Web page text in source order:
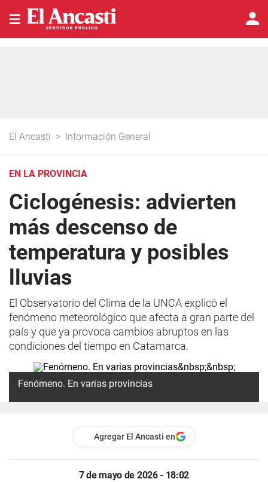
El Ancasti > Información General
EN LA PROVINCIA
Ciclogénesis: advierten
más descenso de
temperatura y posibles
lluvias
El Observatorio del Clima de la UNCA explicó el
fenómeno meteorológico que afecta a gran parte del
país y que ya provoca cambios abruptos en las
condiciones del tiempo en Catamarca.
Fenómeno. En varias provincias
Agregar El Ancasti en
7 de mayo de 2026 - 18:02